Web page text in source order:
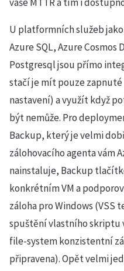
U platformních služeb
Azure SQL, Azure Cosmos
Postgresql jsou přímo
stačí je mít pouze
nastavení) a využít když
být nemůže. Pro
Backup, který je velmi
zálohovacího agenta vám
nainstaluje, Backup
konkrétním VM a
záloha pro Windows (VSS
spuštění vlastního skriptu
file-system konzistentní
připravena). Opět velmi